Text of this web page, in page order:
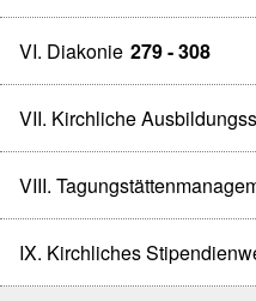
VI. Diakonie 279 - 308
VII. Kirchliche
VIII.
IX. Kirchliches